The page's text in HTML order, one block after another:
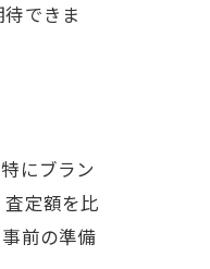
できま
にブラン
定額を比
前の準備